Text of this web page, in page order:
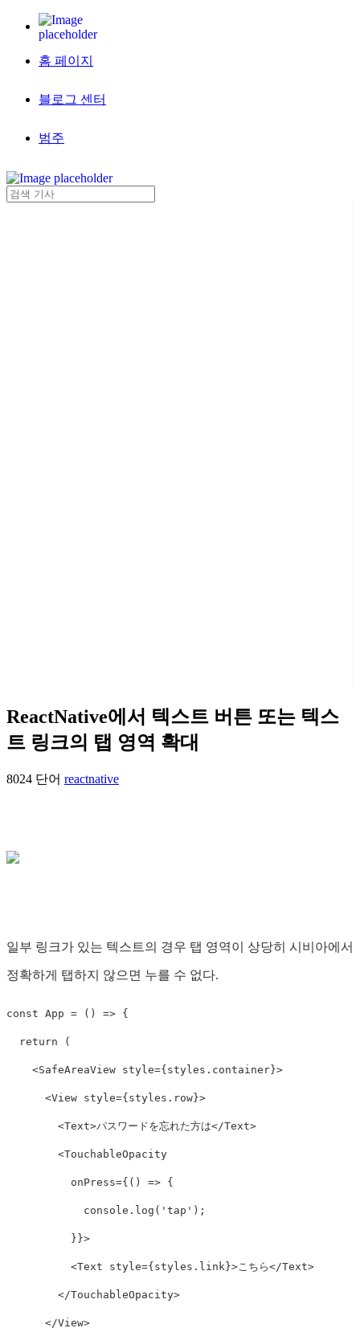
홈 페이지
블로그 센터
범주
ReactNative에서 텍스트 버튼 또는 텍스
트 링크의 탭 영역 확대
8024 단어 reactnative
일부 링크가 있는 텍스트의 경우 탭 영역이 상당히 시비아에서
정확하게 탭하지 않으면 누를 수 없다.
const App = () => {
return (
<SafeAreaView style={ styles . container }>
<View style={ styles . row }>
<Text>パスワードを忘れた方は</Text>
<TouchableOpacity
onPress={ () => {
console . log ( ' tap ' );
} }>
<Text style={ styles . link }>こちら</Text>
</TouchableOpacity>
</View>